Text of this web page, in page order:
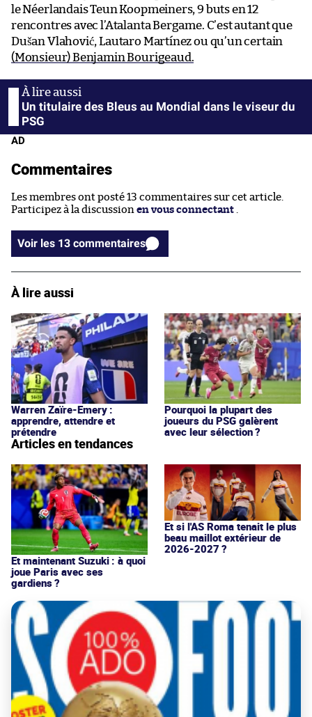
le Néerlandais Teun Koopmeiners, 9 buts en 12
rencontres avec l’Atalanta Bergame. C’est autant que
Dušan Vlahović, Lautaro Martínez ou qu’un certain
(Monsieur) Benjamin Bourigeaud.
Un titulaire des Bleus au Mondial dans le viseur du
PSG
AD
Commentaires
Les membres ont posté 13 commentaires sur cet article.
Participez à la discussion en vous connectant
Voir les 13 commentaires
À lire aussi
Warren Zaïre-Emery :
apprendre, attendre et
prétendre
Pourquoi la plupart des
joueurs du PSG galèrent
avec leur sélection ?
Articles en tendances
Et maintenant Suzuki : à quoi
joue Paris avec ses
gardiens ?
Et si l'AS Roma tenait le plus
beau maillot extérieur de
2026-2027 ?